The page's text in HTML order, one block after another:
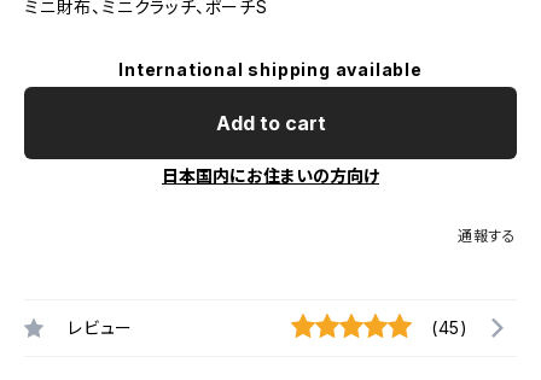
ミニ財布、ミニクラッチ、ポーチS
International shipping available
Add to cart
日本国内にお住まいの方向け
通報する
レビュー (45)